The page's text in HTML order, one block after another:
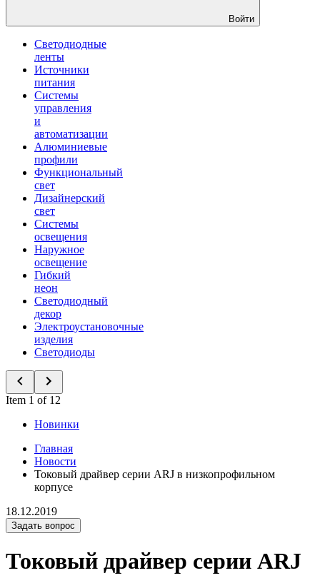
Войти
Светодиодные
ленты
Источники
питания
Системы
управления
и
автоматизации
Алюминиевые
профили
Функциональный
свет
Дизайнерский
свет
Системы
освещения
Наружное
освещение
Гибкий
неон
Светодиодный
декор
Электроустановочные
изделия
Светодиоды
Item 1 of 12
Новинки
Главная
Новости
Токовый драйвер серии ARJ в низкопрофильном
корпусе
18.12.2019
Задать вопрос
Токовый драйвер серии ARJ